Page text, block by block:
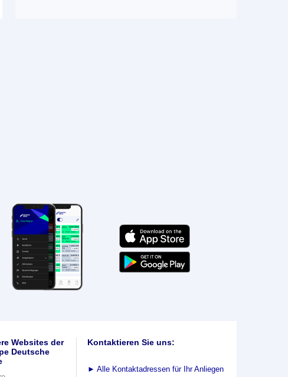
Websites der
Deutsche
Kontaktieren Sie uns:
► Alle Kontaktadressen für Ihr Anliegen